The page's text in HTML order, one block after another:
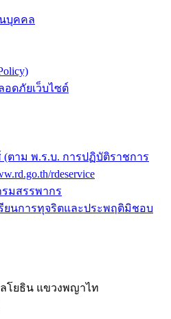
บุคคล
ดภัยเว็บไซต์
(ตาม พ.ร.บ. การปฏิบัติราชการ
rdeservice
รมสรรพากร
รียนการทุจริตและประพฤติมิชอบ
โยธิน แขวงพญาไท